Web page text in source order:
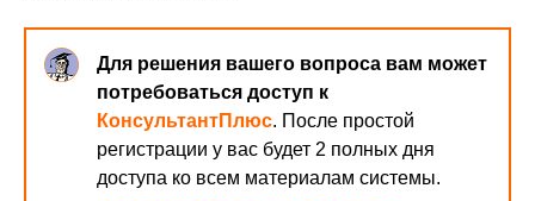
Для решения вашего вопроса вам может
потребоваться доступ к
КонсультантПлюс. После простой
регистрации у вас будет 2 полных дня
доступа ко всем материалам системы.